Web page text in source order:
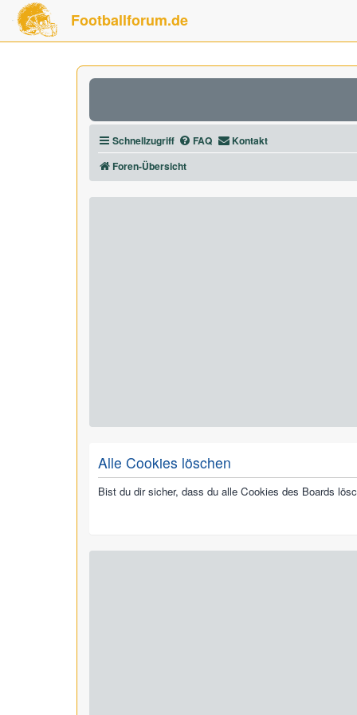
Footballforum.de
Schnellzugriff FAQ
Kontakt
Foren-Übersicht
Alle Cookies löschen
Bist du dir sicher, dass du alle Cookies des Boards